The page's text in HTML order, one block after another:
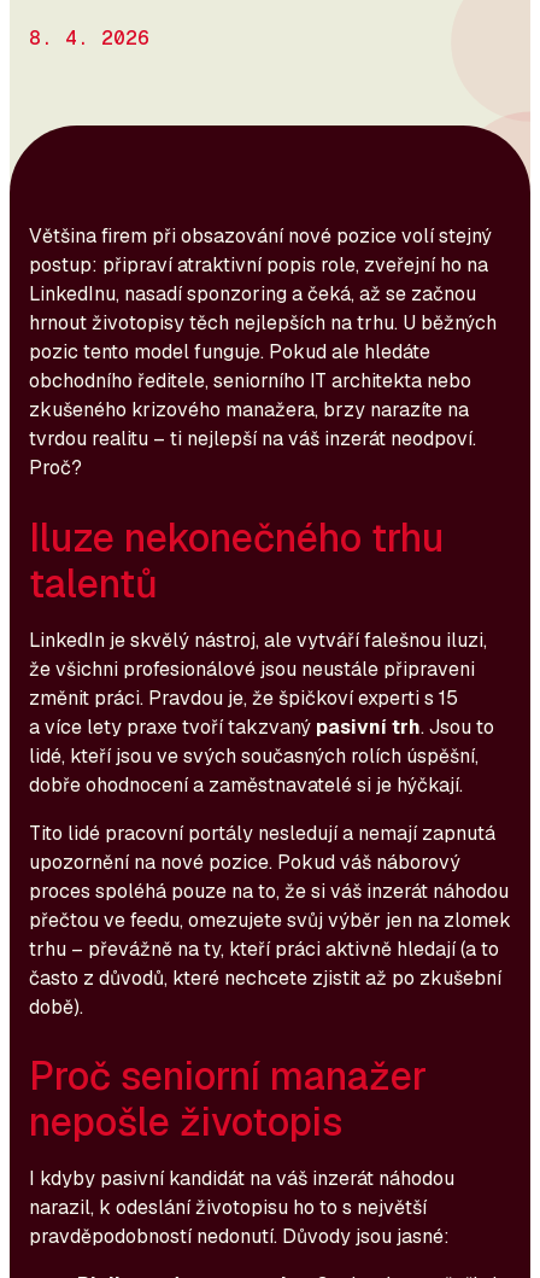
8. 4. 2026
Většina firem při obsazování nové pozice volí stejný
postup: připraví atraktivní popis role, zveřejní ho na
LinkedInu, nasadí sponzoring a čeká, až se začnou
hrnout životopisy těch nejlepších na trhu. U běžných
pozic tento model funguje. Pokud ale hledáte
obchodního ředitele, seniorního IT architekta nebo
zkušeného krizového manažera, brzy narazíte na
tvrdou realitu – ti nejlepší na váš inzerát neodpoví.
Proč?
Iluze nekonečného trhu
talentů
LinkedIn je skvělý nástroj, ale vytváří falešnou iluzi,
že všichni profesionálové jsou neustále připraveni
změnit práci. Pravdou je, že špičkoví experti s 15
a více lety praxe tvoří takzvaný pasivní trh. Jsou to
lidé, kteří jsou ve svých současných rolích úspěšní,
dobře ohodnocení a zaměstnavatelé si je hýčkají.
Tito lidé pracovní portály nesledují a nemají zapnutá
upozornění na nové pozice. Pokud váš náborový
proces spoléhá pouze na to, že si váš inzerát náhodou
přečtou ve feedu, omezujete svůj výběr jen na zlomek
trhu – převážně na ty, kteří práci aktivně hledají (a to
často z důvodů, které nechcete zjistit až po zkušební
době).
Proč seniorní manažer
nepošle životopis
I kdyby pasivní kandidát na váš inzerát náhodou
narazil, k odeslání životopisu ho to s největší
pravděpodobností nedonutí. Důvody jsou jasné: